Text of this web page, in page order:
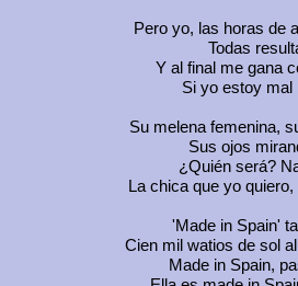
Pero yo, las horas de
Todas
Y al final me gana
Si yo estoy mal
Su melena femenina,
Sus ojos
¿Quién será?
La chica que yo quiero,
'Made in Spain'
Cien mil watios de sol
Made in Spain,